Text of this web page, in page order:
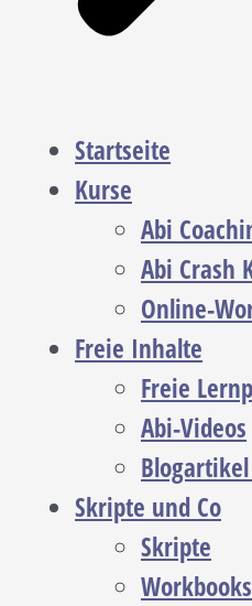
Startseite
Kurse
Abi
Abi Crash
Online-
Freie Inhalte
Freie
Abi-Videos
Skripte und Co
Skripte
Workbooks